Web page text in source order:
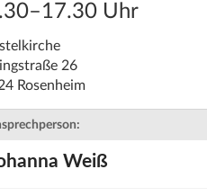
Uhr
26
Rosenheim
Weiß